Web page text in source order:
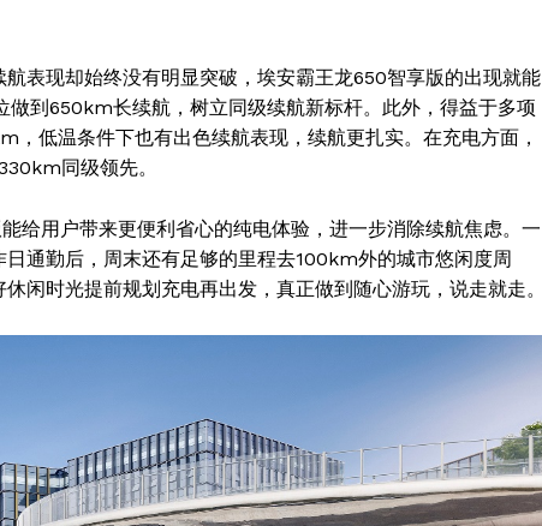
Company
About
表现却始终没有明显突破，埃安霸王龙650智享版的出现就能
到650km长续航，树立同级续航新标杆。此外，得益于多项
低温条件下也有出色续航表现，续航更扎实。在充电方面，
同级领先。
给用户带来更便利省心的纯电体验，进一步消除续航焦虑。一
通勤后，周末还有足够的里程去100km外的城市悠闲度周
闲时光提前规划充电再出发，真正做到随心游玩，说走就走。